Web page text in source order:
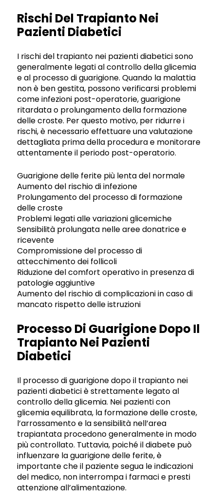
Rischi Del Trapianto Nei
Pazienti Diabetici
I rischi del trapianto nei pazienti diabetici sono
generalmente legati al controllo della glicemia
e al processo di guarigione. Quando la malattia
non è ben gestita, possono verificarsi problemi
come infezioni post-operatorie, guarigione
ritardata o prolungamento della formazione
delle croste. Per questo motivo, per ridurre i
rischi, è necessario effettuare una valutazione
dettagliata prima della procedura e monitorare
attentamente il periodo post-operatorio.
Guarigione delle ferite più lenta del normale
Aumento del rischio di infezione
Prolungamento del processo di formazione
delle croste
Problemi legati alle variazioni glicemiche
Sensibilità prolungata nelle aree donatrice e
ricevente
Compromissione del processo di
attecchimento dei follicoli
Riduzione del comfort operativo in presenza di
patologie aggiuntive
Aumento del rischio di complicazioni in caso di
mancato rispetto delle istruzioni
Processo Di Guarigione Dopo Il
Trapianto Nei Pazienti
Diabetici
Il processo di guarigione dopo il trapianto nei
pazienti diabetici è strettamente legato al
controllo della glicemia. Nei pazienti con
glicemia equilibrata, la formazione delle croste,
l’arrossamento e la sensibilità nell’area
trapiantata procedono generalmente in modo
più controllato. Tuttavia, poiché il diabete può
influenzare la guarigione delle ferite, è
importante che il paziente segua le indicazioni
del medico, non interrompa i farmaci e presti
attenzione all’alimentazione.